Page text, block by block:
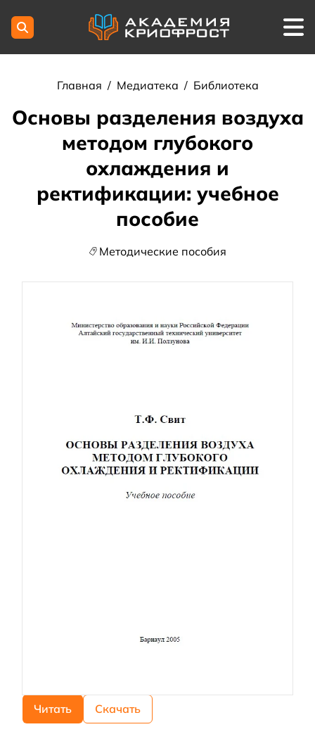
Главная / Медиатека / Библиотека
Основы разделения воздуха
методом глубокого
охлаждения и
ректификации: учебное
пособие
Методические пособия
Читать Скачать